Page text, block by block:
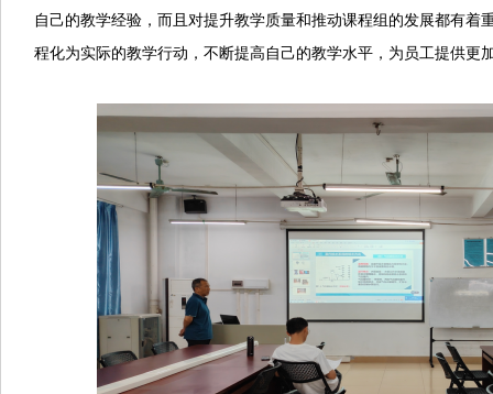
自己的教学经验，而且对提升教学质量和推动课程组的发展都有着
程化为实际的教学行动，不断提高自己的教学水平，为员工提供更